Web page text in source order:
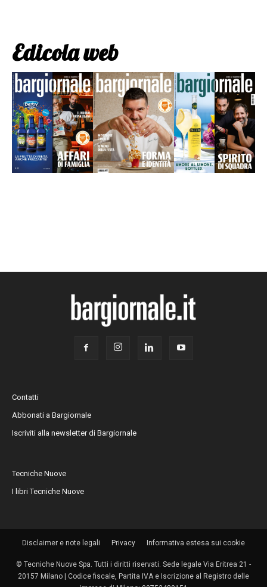
Edicola web
Contatti
Abbonati a Bargiornale
Iscriviti alla newsletter di Bargiornale
Tecniche Nuove
I libri Tecniche Nuove
Disclaimer e note legali Privacy Informativa estesa sui cookie
© Tecniche Nuove Spa. Tutti i diritti riservati. Sede legale Via Eritrea 21 -
20157 Milano | Codice fiscale, Partita IVA e Iscrizione al Registro delle